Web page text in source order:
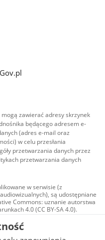
zawierać adresy skrzynek
będącego adresem e-
(adres e-mail oraz
w celu przesłania
przetwarzania danych przez
przetwarzania danych
w serwisie (z
są udostępniane
Commons: uznanie autorstwa
4.0 (CC BY-SA 4.0).
w tym zdjęcia, materiały
na licencji typu
autorstwa użycie